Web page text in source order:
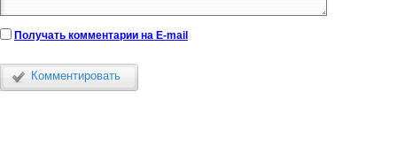
Получать комментарии на E-mail
Комментировать